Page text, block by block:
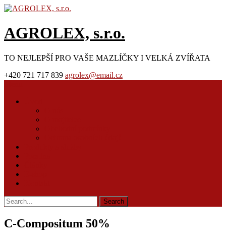
AGROLEX, s.r.o.
TO NEJLEPŠÍ PRO VAŠE MAZLÍČKY I VELKÁ ZVÍŘATA
+420 721 717 839 agrolex@email.cz
C-Compositum 50%